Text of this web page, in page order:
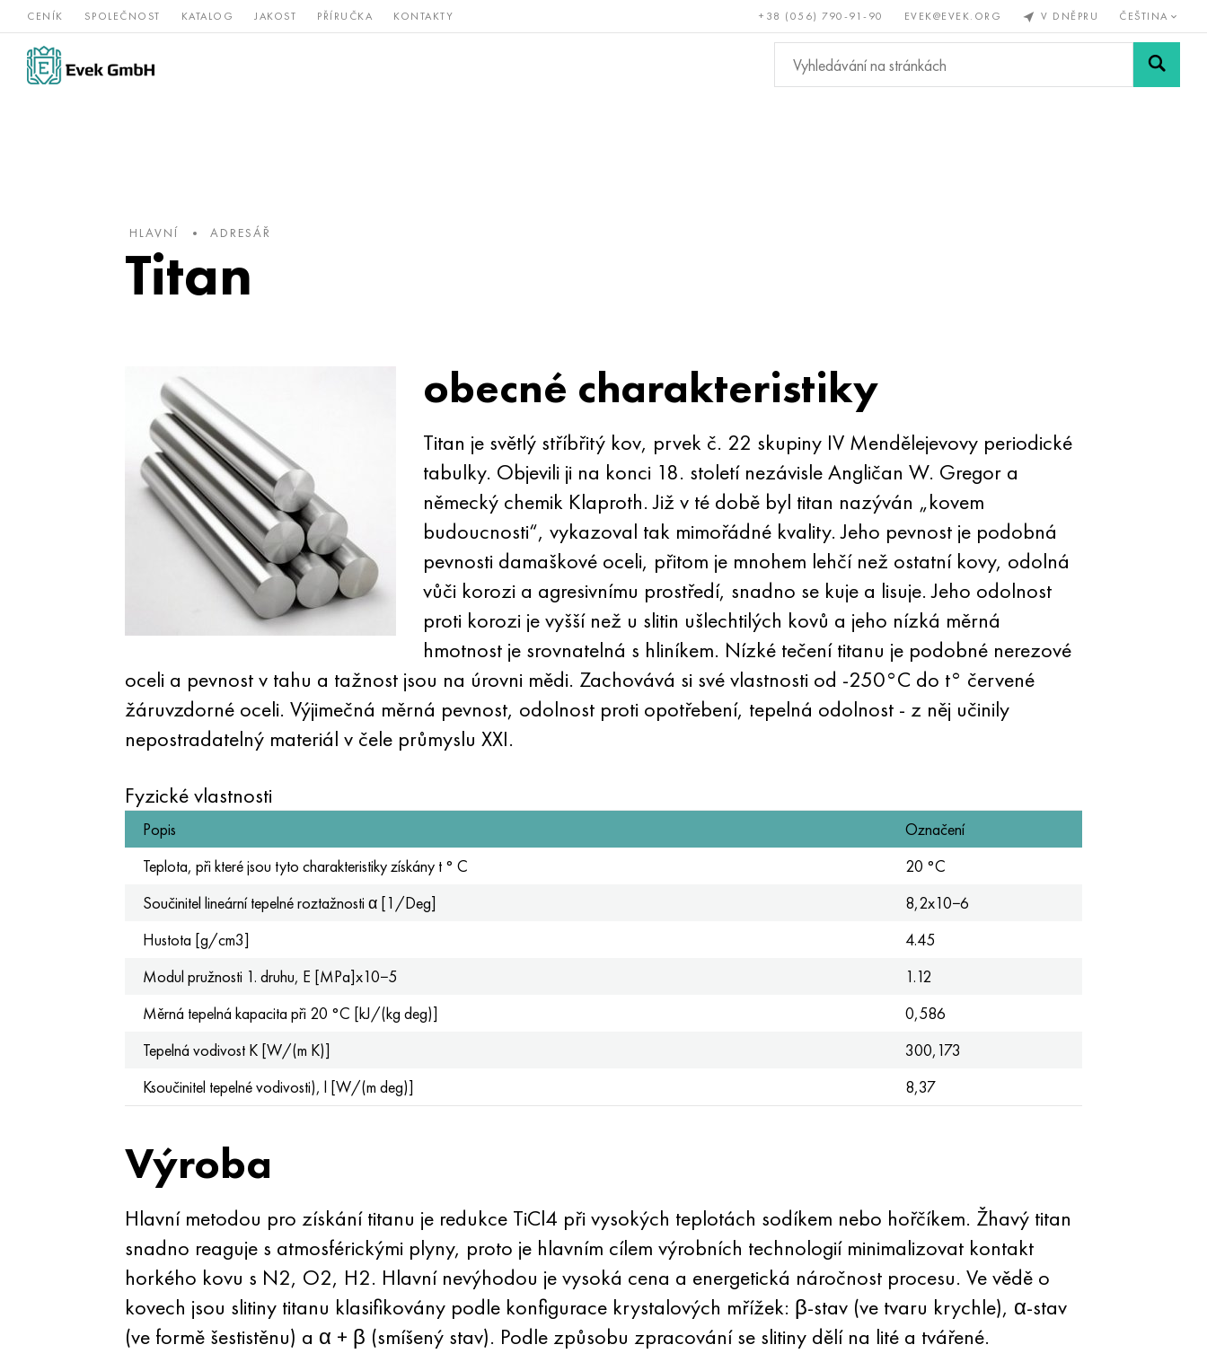
CENÍK SPOLEČNOST KATALOG JAKOST PŘÍRUČKA KONTAKTY +38 (056) 790-91-90 EVEK@EVEK.ORG V DNĚPRU ČEŠTINA
Slitiny
niklu
nerezová Vzácné a Bronz, měď, Neželezné
kovy
Legovaná Sítě a
HLAVNÍ ADRESÁŘ
Titan
obecné charakteristiky
Titan je světlý stříbřitý kov, prvek č. 22 skupiny IV Mendělejevovy periodické
tabulky. Objevili ji na konci 18. století nezávisle Angličan W. Gregor a
německý chemik Klaproth. Již v té době byl titan nazýván „kovem
budoucnosti“, vykazoval tak mimořádné kvality. Jeho pevnost je podobná
pevnosti damaškové oceli, přitom je mnohem lehčí než ostatní kovy, odolná
vůči korozi a agresivnímu prostředí, snadno se kuje a lisuje. Jeho odolnost
proti korozi je vyšší než u slitin ušlechtilých kovů a jeho nízká měrná
hmotnost je srovnatelná s hliníkem. Nízké tečení titanu je podobné nerezové
oceli a pevnost v tahu a tažnost jsou na úrovni mědi. Zachovává si své vlastnosti od -250°C do t° červené
žáruvzdorné oceli. Výjimečná měrná pevnost, odolnost proti opotřebení, tepelná odolnost - z něj učinily
nepostradatelný materiál v čele průmyslu XXI.
Fyzické vlastnosti
Popis
Označení
Teplota, při které jsou tyto charakteristiky získány t ° С
20 °C
Součinitel lineární tepelné roztažnosti α [1/Deg]
8,2x10−6
Hustota [g/cm3]
4.45
Modul pružnosti 1. druhu, Е [MPa]x10−5
1.12
Měrná tepelná kapacita při 20 °C [kJ/(kg deg)]
0,586
Tepelná vodivost K [W/(m K)]
300,173
Ksoučinitel tepelné vodivosti), l [W/(m deg)]
8,37
Výroba
Hlavní metodou pro získání titanu je redukce TiCl4 při vysokých teplotách sodíkem nebo hořčíkem. Žhavý titan
snadno reaguje s atmosférickými plyny, proto je hlavním cílem výrobních technologií minimalizovat kontakt
horkého kovu s N2, O2, H2. Hlavní nevýhodou je vysoká cena a energetická náročnost procesu. Ve vědě o
kovech jsou slitiny titanu klasifikovány podle konfigurace krystalových mřížek: β-stav (ve tvaru krychle), α-stav
(ve formě šestistěnu) a α + β (smíšený stav). Podle způsobu zpracování se slitiny dělí na lité a tvářené.